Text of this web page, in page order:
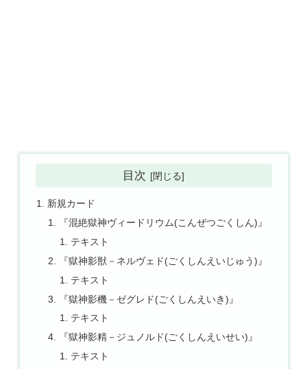
目次
新規カード
『混絶獄神ヴィードリウム(こんぜつごくしん)』
テキスト
『獄神影獣－ネルヴェド(ごくしんえいじゅう)』
テキスト
『獄神影機－ゼグレド(ごくしんえいき)』
テキスト
『獄神影精－ジュノルド(ごくしんえいせい)』
テキスト